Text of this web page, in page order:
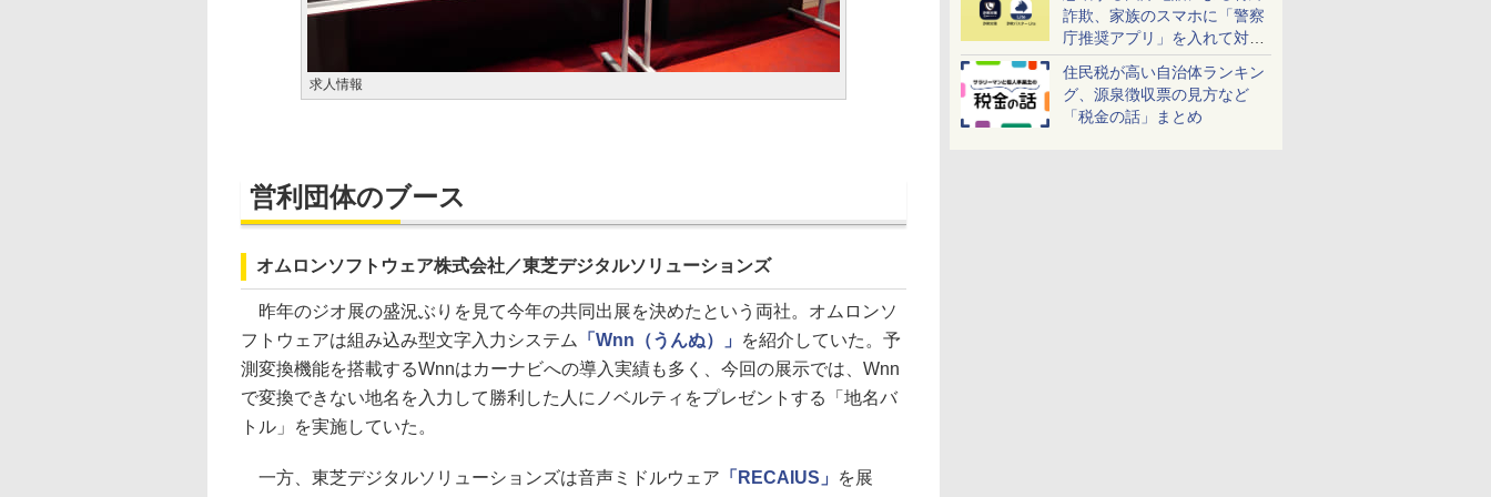
詐欺、家族のスマホに「警察
庁推奨アプリ」を入れて対策
しよう！
住民税が高い自治体ランキン
グ、源泉徴収票の見方など
「税金の話」まとめ
求人情報
営利団体のブース
オムロンソフトウェア株式会社／東芝デジタルソリューションズ
昨年のジオ展の盛況ぶりを見て今年の共同出展を決めたという両社。オムロンソ
フトウェアは組み込み型文字入力システム
「Wnn（うんぬ）」
を紹介していた。予
測変換機能を搭載するWnnはカーナビへの導入実績も多く、今回の展示では、Wnn
で変換できない地名を入力して勝利した人にノベルティをプレゼントする「地名バ
トル」を実施していた。
一方、東芝デジタルソリューションズは音声ミドルウェア 「RECAIUS」
を展